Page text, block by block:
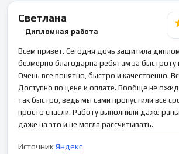
Светлана
Дипломная работа
Всем привет. Сегодня дочь защитила
безмерно благодарна ребятам за быстроту
Очень все понятно, быстро и качественно.
Доступно по цене и оплате. Вообще не
так быстро, ведь мы сами пропустили все
просто спасли. Работу выполнили даже
даже на это и не могла рассчитывать.
ИсточникЯндекс